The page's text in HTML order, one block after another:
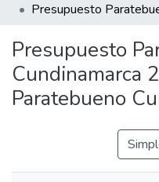
Presupuesto
Cundinamarca
Paratebueno